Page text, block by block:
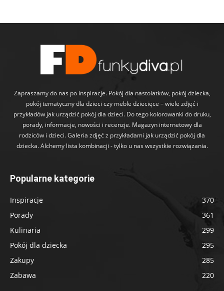
Zapraszamy do nas po inspiracje. Pokój dla nastolatków, pokój dziecka,
pokój tematyczny dla dzieci czy meble dziecięce – wiele zdjęć i
przykładów jak urządzić pokój dla dzieci. Do tego kolorowanki do druku,
porady, informacje, nowości i recenzje. Magazyn internetowy dla
rodziców i dzieci. Galeria zdjęć z przykładami jak urządzić pokój dla
dziecka. Alchemy lista kombinacji - tylko u nas wszystkie rozwiązania.
Popularne kategorie
Inspiracje
370
Porady
361
Kulinaria
299
Pokój dla dziecka
295
Zakupy
285
Zabawa
220